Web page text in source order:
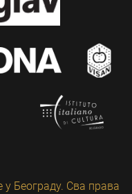
Београду. Сва права